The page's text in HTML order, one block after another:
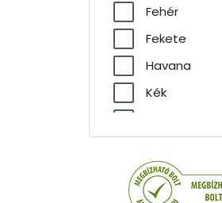
Fehér
Fekete
Havana
Kék
Rózsaszín